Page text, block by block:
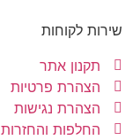
שירות לקוחות
תקנון אתר
הצהרת פרטיות
הצהרת נגישות
החלפות והחזרות